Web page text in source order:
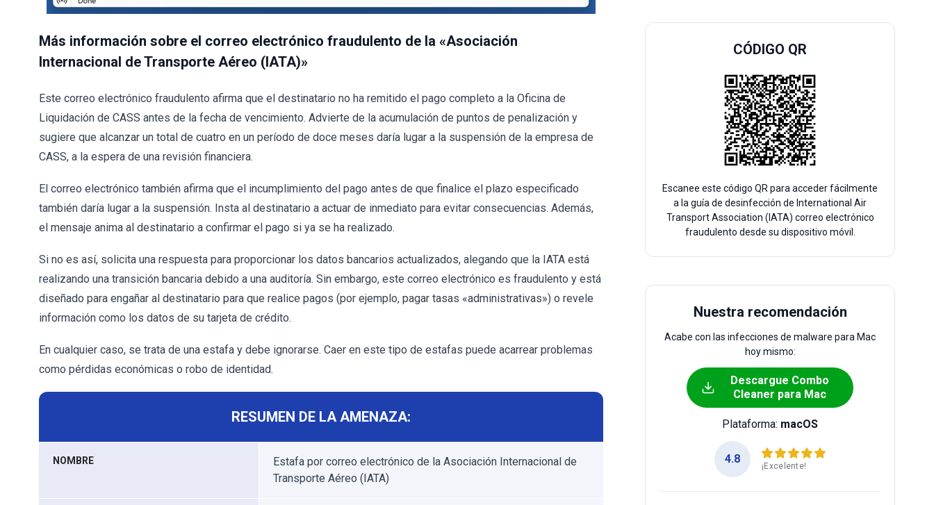
Más información sobre el correo electrónico fraudulento de la «Asociación
Internacional de Transporte Aéreo (IATA)»
Este correo electrónico fraudulento afirma que el destinatario no ha remitido el pago completo a la Oficina de
Liquidación de CASS antes de la fecha de vencimiento. Advierte de la acumulación de puntos de penalización y
sugiere que alcanzar un total de cuatro en un período de doce meses daría lugar a la suspensión de la empresa de
CASS, a la espera de una revisión financiera.
El correo electrónico también afirma que el incumplimiento del pago antes de que finalice el plazo especificado
también daría lugar a la suspensión. Insta al destinatario a actuar de inmediato para evitar consecuencias. Además,
el mensaje anima al destinatario a confirmar el pago si ya se ha realizado.
Si no es así, solicita una respuesta para proporcionar los datos bancarios actualizados, alegando que la IATA está
realizando una transición bancaria debido a una auditoría. Sin embargo, este correo electrónico es fraudulento y está
diseñado para engañar al destinatario para que realice pagos (por ejemplo, pagar tasas «administrativas») o revele
información como los datos de su tarjeta de crédito.
En cualquier caso, se trata de una estafa y debe ignorarse. Caer en este tipo de estafas puede acarrear problemas
como pérdidas económicas o robo de identidad.
RESUMEN DE LA AMENAZA:
NOMBRE
Estafa por correo electrónico de la Asociación Internacional de
Transporte Aéreo (IATA)
CÓDIGO QR
Escanee este código QR para acceder fácilmente
a la guía de desinfección de International Air
Transport Association (IATA) correo electrónico
fraudulento desde su dispositivo móvil.
Nuestra recomendación
Acabe con las infecciones de malware para Mac
hoy mismo:
Descargue Combo
Cleaner para Mac
Plataforma: macOS
4.8
¡Excelente!